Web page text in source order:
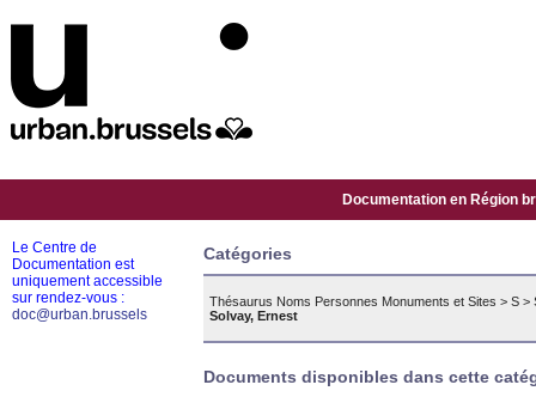
Documentation en Région
Catégories
Thésaurus Noms Personnes Monuments et Sites > S >
Solvay, Ernest
Documents disponibles dans cette
Le Centre de
Documentation est
uniquement accessible
sur rendez-vous :
doc@urban.brussels